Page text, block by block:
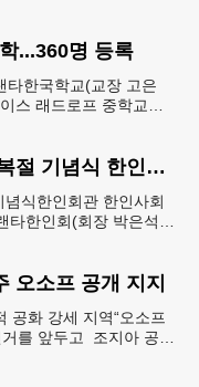
...360명 등록
타한국학교(교장 고은
스 래드로프 중학교에
첫 회관 공동사용...광복절 기념식 한인회관서
식한인회관 한인사회
타한인회(회장 박은석·
오소프 공개 지지
공화 강세 지역“오소프
를 앞두고 조지아 공화